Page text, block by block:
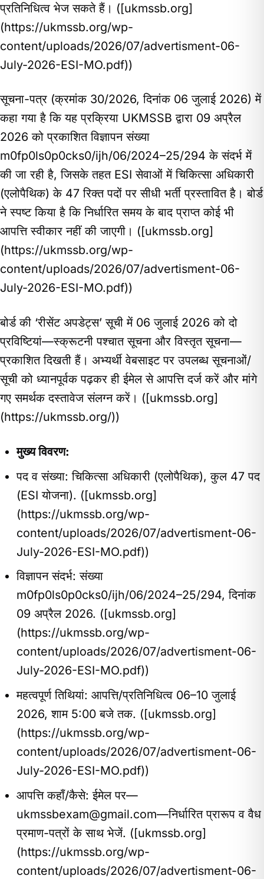
प्रतिनिधित्व भेज सकते हैं। ([ukmssb.org]
(https://ukmssb.org/wp-
content/uploads/2026/07/advertisment-06-
July-2026-ESI-MO.pdf))
सूचना-पत्र (क्रमांक 30/2026, दिनांक 06 जुलाई 2026) में
कहा गया है कि यह प्रक्रिया UKMSSB द्वारा 09 अप्रैल
2026 को प्रकाशित विज्ञापन संख्या
m0fp0ls0p0cks0/ijh/06/2024–25/294 के संदर्भ में
की जा रही है, जिसके तहत ESI सेवाओं में चिकित्सा अधिकारी
(एलोपैथिक) के 47 रिक्त पदों पर सीधी भर्ती प्रस्तावित है। बोर्ड
ने स्पष्ट किया है कि निर्धारित समय के बाद प्राप्त कोई भी
आपत्ति स्वीकार नहीं की जाएगी। ([ukmssb.org]
(https://ukmssb.org/wp-
content/uploads/2026/07/advertisment-06-
July-2026-ESI-MO.pdf))
बोर्ड की ‘रीसेंट अपडेट्स’ सूची में 06 जुलाई 2026 को दो
प्रविष्टियां—स्क्रूटनी पश्चात सूचना और विस्तृत सूचना—
प्रकाशित दिखती हैं। अभ्यर्थी वेबसाइट पर उपलब्ध सूचनाओं/
सूची को ध्यानपूर्वक पढ़कर ही ईमेल से आपत्ति दर्ज करें और मांगे
गए समर्थक दस्तावेज संलग्न करें। ([ukmssb.org]
(https://ukmssb.org/))
मुख्य विवरण:
पद व संख्या: चिकित्सा अधिकारी (एलोपैथिक), कुल 47 पद
(ESI योजना). ([ukmssb.org]
(https://ukmssb.org/wp-
content/uploads/2026/07/advertisment-06-
July-2026-ESI-MO.pdf))
विज्ञापन संदर्भ: संख्या
m0fp0ls0p0cks0/ijh/06/2024–25/294, दिनांक
09 अप्रैल 2026. ([ukmssb.org]
(https://ukmssb.org/wp-
content/uploads/2026/07/advertisment-06-
July-2026-ESI-MO.pdf))
महत्वपूर्ण तिथियां: आपत्ति/प्रतिनिधित्व 06–10 जुलाई
2026, शाम 5:00 बजे तक. ([ukmssb.org]
(https://ukmssb.org/wp-
content/uploads/2026/07/advertisment-06-
July-2026-ESI-MO.pdf))
आपत्ति कहाँ/कैसे: ईमेल पर—
ukmssbexam@gmail.com—निर्धारित प्रारूप व वैध
प्रमाण-पत्रों के साथ भेजें. ([ukmssb.org]
(https://ukmssb.org/wp-
content/uploads/2026/07/advertisment-06-